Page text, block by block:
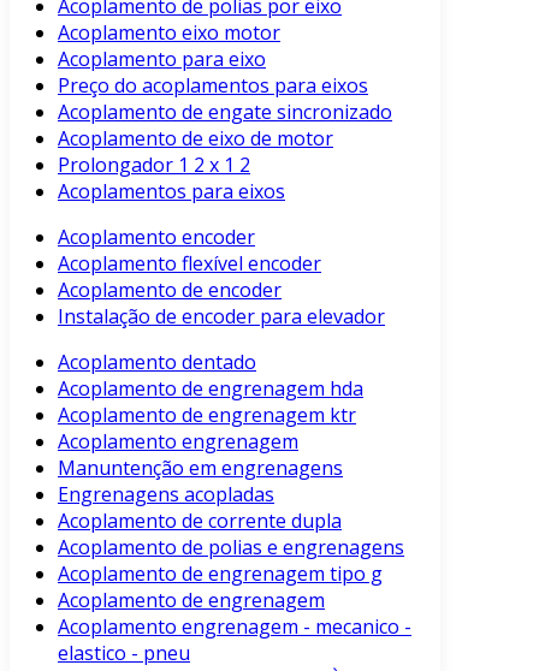
Acoplamento de polias por eixo
Acoplamento eixo motor
Acoplamento para eixo
Preço do acoplamentos para eixos
Acoplamento de engate sincronizado
Acoplamento de eixo de motor
Prolongador 1 2 x 1 2
Acoplamentos para eixos
Acoplamento encoder
Acoplamento flexível encoder
Acoplamento de encoder
Instalação de encoder para elevador
Acoplamento dentado
Acoplamento de engrenagem hda
Acoplamento de engrenagem ktr
Acoplamento engrenagem
Manuntenção em engrenagens
Engrenagens acopladas
Acoplamento de corrente dupla
Acoplamento de polias e engrenagens
Acoplamento de engrenagem tipo g
Acoplamento de engrenagem
Acoplamento engrenagem - mecanico -
elastico - pneu